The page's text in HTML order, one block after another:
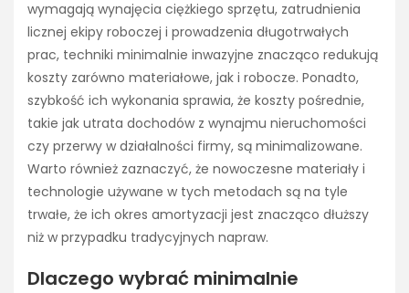
wymagają wynajęcia ciężkiego sprzętu, zatrudnienia
licznej ekipy roboczej i prowadzenia długotrwałych
prac, techniki minimalnie inwazyjne znacząco redukują
koszty zarówno materiałowe, jak i robocze. Ponadto,
szybkość ich wykonania sprawia, że koszty pośrednie,
takie jak utrata dochodów z wynajmu nieruchomości
czy przerwy w działalności firmy, są minimalizowane.
Warto również zaznaczyć, że nowoczesne materiały i
technologie używane w tych metodach są na tyle
trwałe, że ich okres amortyzacji jest znacząco dłuższy
niż w przypadku tradycyjnych napraw.
Dlaczego wybrać minimalnie